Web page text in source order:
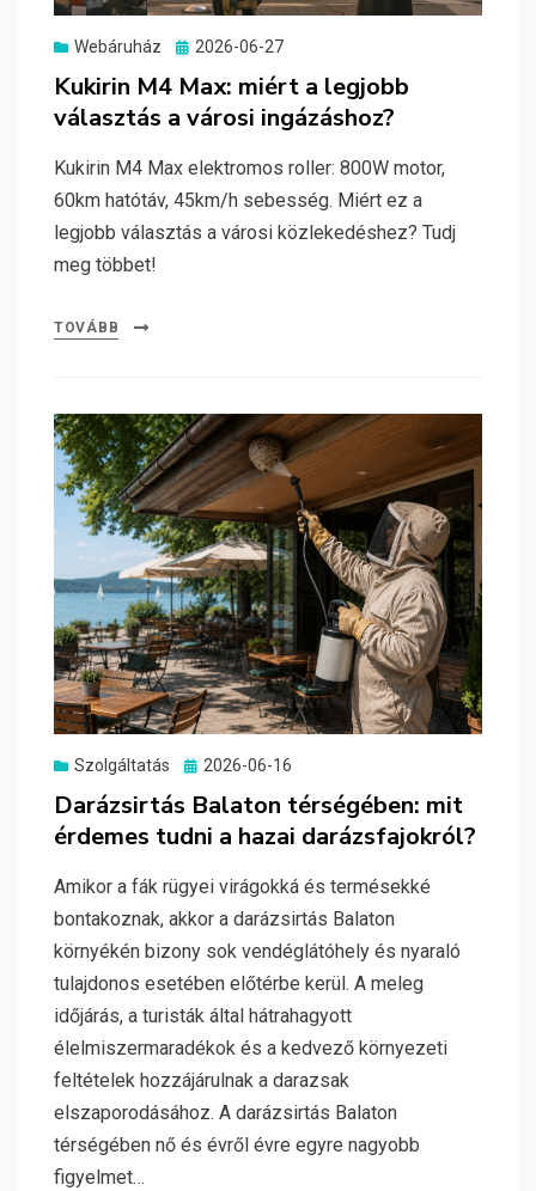
Webáruház
Posted
2026-06-27
Kukirin M4 Max: miért a legjobb
választás a városi ingázáshoz?
Kukirin M4 Max elektromos roller: 800W motor,
60km hatótáv, 45km/h sebesség. Miért ez a
legjobb választás a városi közlekedéshez? Tudj
meg többet!
TOVÁBB
Szolgáltatás
Posted
2026-06-16
Darázsirtás Balaton térségében: mit
érdemes tudni a hazai darázsfajokról?
Amikor a fák rügyei virágokká és termésekké
bontakoznak, akkor a darázsirtás Balaton
környékén bizony sok vendéglátóhely és nyaraló
tulajdonos esetében előtérbe kerül. A meleg
időjárás, a turisták által hátrahagyott
élelmiszermaradékok és a kedvező környezeti
feltételek hozzájárulnak a darazsak
elszaporodásához. A darázsirtás Balaton
térségében nő és évről évre egyre nagyobb
figyelmet…